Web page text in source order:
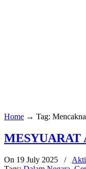
Home → Tag:
MESYUARAT
On 19 July 2025 /